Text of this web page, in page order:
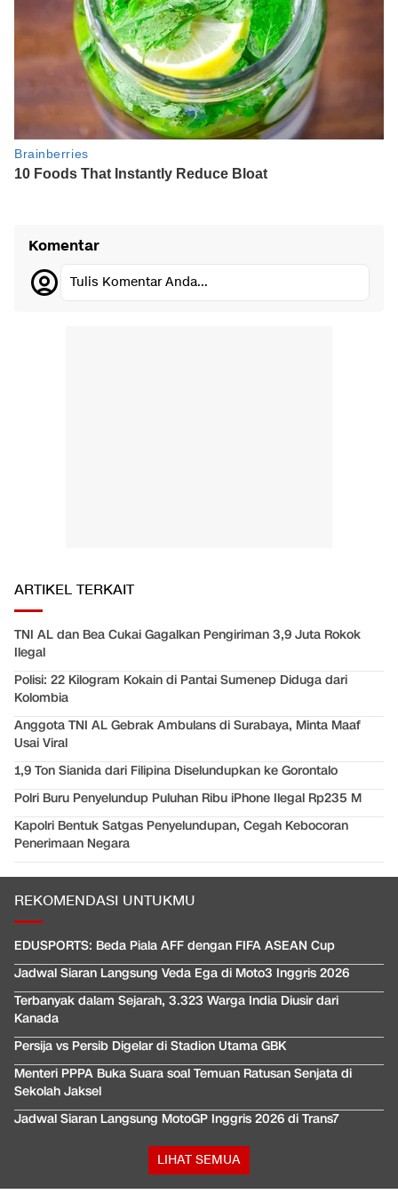
Komentar
Tulis Komentar Anda...
ARTIKEL TERKAIT
TNI AL dan Bea Cukai Gagalkan Pengiriman 3,9 Juta Rokok
Ilegal
Polisi: 22 Kilogram Kokain di Pantai Sumenep Diduga dari
Kolombia
Anggota TNI AL Gebrak Ambulans di Surabaya, Minta Maaf
Usai Viral
1,9 Ton Sianida dari Filipina Diselundupkan ke Gorontalo
Polri Buru Penyelundup Puluhan Ribu iPhone Ilegal Rp235 M
Kapolri Bentuk Satgas Penyelundupan, Cegah Kebocoran
Penerimaan Negara
REKOMENDASI UNTUKMU
EDUSPORTS: Beda Piala AFF dengan FIFA ASEAN Cup
Jadwal Siaran Langsung Veda Ega di Moto3 Inggris 2026
Terbanyak dalam Sejarah, 3.323 Warga India Diusir dari
Kanada
Persija vs Persib Digelar di Stadion Utama GBK
Menteri PPPA Buka Suara soal Temuan Ratusan Senjata di
Sekolah Jaksel
Jadwal Siaran Langsung MotoGP Inggris 2026 di Trans7
LIHAT SEMUA